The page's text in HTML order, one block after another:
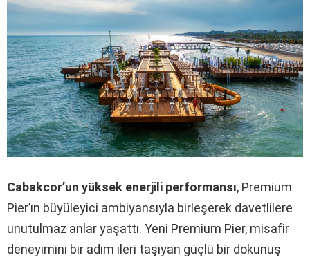
Cabakcor’un yüksek enerjili performansı, Premium
Pier’ın büyüleyici ambiyansıyla birleşerek davetlilere
unutulmaz anlar yaşattı. Yeni Premium Pier, misafir
deneyimini bir adım ileri taşıyan güçlü bir dokunuş